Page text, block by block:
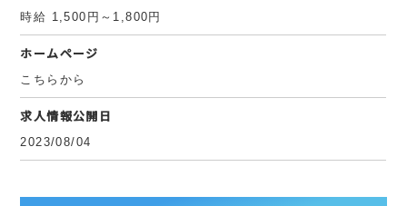
時給 1,500円～1,800円
ホームページ
こちらから
求人情報公開日
2023/08/04